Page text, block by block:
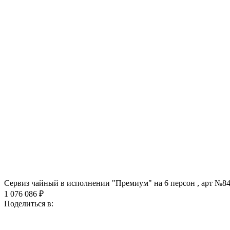
Сервиз чайный в исполнении "Премиум" на 6 персон , арт
1 076 086 ₽
Поделиться в: